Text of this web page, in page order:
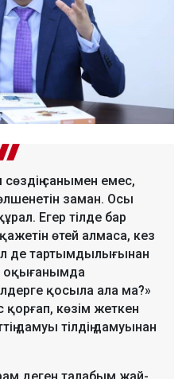
сөздің санымен емес,
заман. Осы
Егер тілде бар
өтей алмаса, кез
де тартымдылығынан
оқығанымда
қосыла ала ма?»
қорғап, көзім жеткен
дамуы тілдің дамуынан